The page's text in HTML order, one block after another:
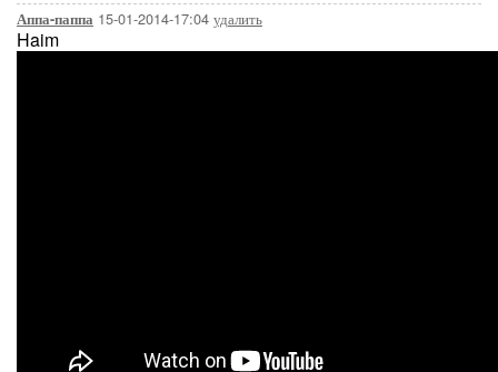
Аппа-паппа 15-01-2014-17:04 удалить
Haim